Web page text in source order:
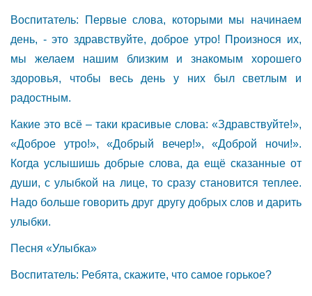
Воспитатель: Первые слова, которыми мы начинаем
день, - это здравствуйте, доброе утро! Произнося их,
мы желаем нашим близким и знакомым хорошего
здоровья, чтобы весь день у них был светлым и
радостным.
Какие это всё – таки красивые слова: «Здравствуйте!»,
«Доброе утро!», «Добрый вечер!», «Доброй ночи!».
Когда услышишь добрые слова, да ещё сказанные от
души, с улыбкой на лице, то сразу становится теплее.
Надо больше говорить друг другу добрых слов и дарить
улыбки.
Песня «Улыбка»
Воспитатель: Ребята, скажите, что самое горькое?